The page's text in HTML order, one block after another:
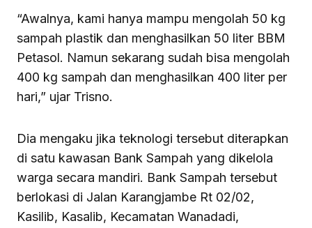
“Awalnya, kami hanya mampu mengolah 50 kg
sampah plastik dan menghasilkan 50 liter BBM
Petasol. Namun sekarang sudah bisa mengolah
400 kg sampah dan menghasilkan 400 liter per
hari,” ujar Trisno.
Dia mengaku jika teknologi tersebut diterapkan
di satu kawasan Bank Sampah yang dikelola
warga secara mandiri. Bank Sampah tersebut
berlokasi di Jalan Karangjambe Rt 02/02,
Kasilib, Kasalib, Kecamatan Wanadadi,